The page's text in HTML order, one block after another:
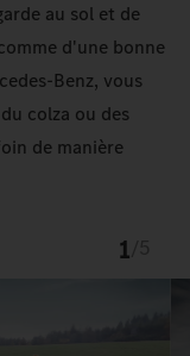
au sol et de
d'une bonne
vous
colza ou des
de manière
1